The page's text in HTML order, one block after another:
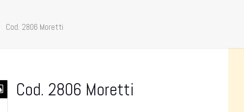
Cod. 2806 Moretti
Cod. 2806 Moretti